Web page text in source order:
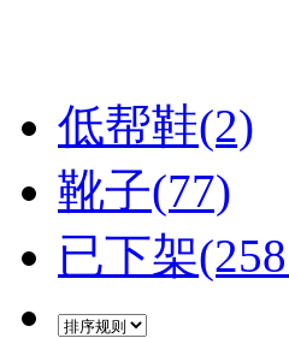
低帮鞋(2)
靴子(77)
已下架